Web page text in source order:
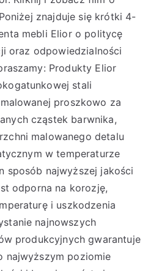
znajduje się krótki 4-
mebli Elior o politycę
oraz odpowiedzialności
Produkty Elior
stali
proszkowo za
cząstek barwnika,
malowanego detalu
w temperaturze
sposób najwyższej jakości
odporna na korozję,
i uszkodzenia
najnowszych
produkcyjnych gwarantuje
najwyższym poziomie